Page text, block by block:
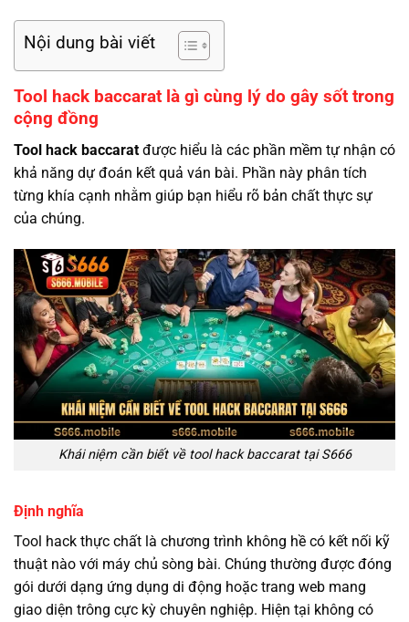
Nội dung bài viết
Tool hack baccarat là gì cùng lý do gây sốt trong
cộng đồng
Tool hack baccarat được hiểu là các phần mềm tự nhận có
khả năng dự đoán kết quả ván bài. Phần này phân tích
từng khía cạnh nhằm giúp bạn hiểu rõ bản chất thực sự
của chúng.
Khái niệm cần biết về tool hack baccarat tại S666
Định nghĩa
Tool hack thực chất là chương trình không hề có kết nối kỹ
thuật nào với máy chủ sòng bài. Chúng thường được đóng
gói dưới dạng ứng dụng di động hoặc trang web mang
giao diện trông cực kỳ chuyên nghiệp. Hiện tại không có